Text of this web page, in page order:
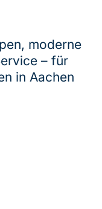
moderne
– für
in Aachen